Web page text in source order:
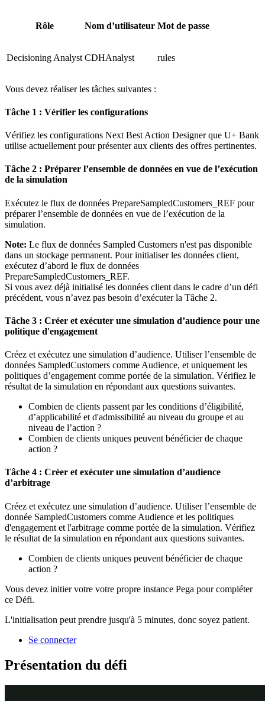
Rôle Nom d’utilisateur Mot de passe
Decisioning Analyst CDHAnalyst rules
Vous devez réaliser les tâches suivantes :
Tâche 1 : Vérifier les configurations
Vérifiez les configurations Next Best Action Designer que U+ Bank
utilise actuellement pour présenter aux clients des offres pertinentes.
Tâche 2 : Préparer l’ensemble de données en vue de l’exécution
de la simulation
Exécutez le flux de données PrepareSampledCustomers_REF pour
préparer l’ensemble de données en vue de l’exécution de la
simulation.
Note: Le flux de données Sampled Customers n'est pas disponible
dans un stockage permanent. Pour initialiser les données client,
exécutez d’abord le flux de données
PrepareSampledCustomers_REF.
Si vous avez déjà initialisé les données client dans le cadre d’un défi
précédent, vous n’avez pas besoin d’exécuter la Tâche 2.
Tâche 3 : Créer et exécuter une simulation d’audience pour une
politique d'engagement
Créez et exécutez une simulation d’audience. Utiliser l’ensemble de
données SampledCustomers comme Audience, et uniquement les
politiques d’engagement comme portée de la simulation. Vérifiez le
résultat de la simulation en répondant aux questions suivantes.
Combien de clients passent par les conditions d’éligibilité,
d’applicabilité et d'admissibilité au niveau du groupe et au
niveau de l’action ?
Combien de clients uniques peuvent bénéficier de chaque
action ?
Tâche 4 : Créer et exécuter une simulation d’audience
d’arbitrage
Créez et exécutez une simulation d’audience. Utiliser l’ensemble de
donnée SampledCustomers comme Audience et les politiques
d'engagement et l'arbitrage comme portée de la simulation. Vérifiez
le résultat de la simulation en répondant aux questions suivantes.
Combien de clients uniques peuvent bénéficier de chaque
action ?
Vous devez initier votre votre propre instance Pega pour compléter
ce Défi.
L'initialisation peut prendre jusqu'à 5 minutes, donc soyez patient.
Se connecter
Présentation du défi